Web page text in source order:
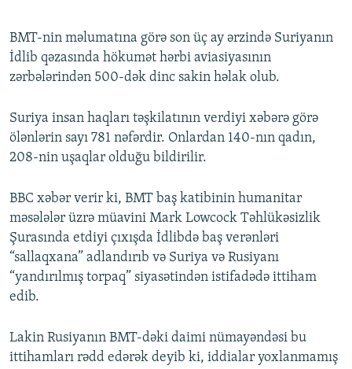
XƏBƏR BÜLLETENLƏRIMIZ
BMT-nin məlumatına görə son üç ay ərzində Suriyanın
İdlib qəzasında hökumət hərbi aviasiyasının
zərbələrindən 500-dək dinc sakin həlak olub.
Suriya insan haqları təşkilatının verdiyi xəbərə görə
ölənlərin sayı 781 nəfərdir. Onlardan 140-nın qadın,
208-nin uşaqlar olduğu bildirilir.
BBC xəbər verir ki, BMT baş katibinin humanitar
məsələlər üzrə müavini Mark Lowcock Təhlükəsizlik
Şurasında etdiyi çıxışda İdlibdə baş verənləri
“sallaqxana” adlandırıb və Suriya və Rusiyanı
“yandırılmış torpaq” siyasətindən istifadədə ittiham
edib.
Lakin Rusiyanın BMT-dəki daimi nümayəndəsi bu
ittihamları rədd edərək deyib ki, iddialar yoxlanmamış